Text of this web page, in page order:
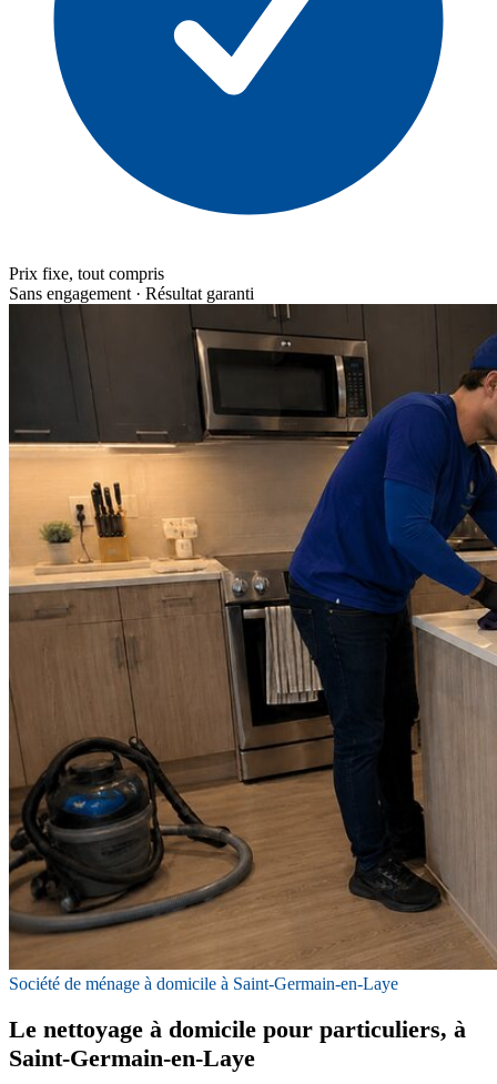
Prix fixe, tout compris
Sans engagement · Résultat garanti
Société de ménage à domicile à Saint-Germain-en-Laye
Le nettoyage à domicile pour particuliers, à
Saint-Germain-en-Laye